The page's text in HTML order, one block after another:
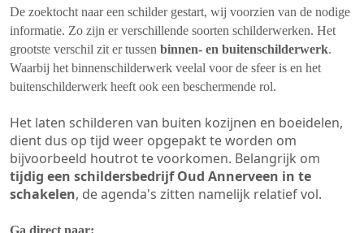
De zoektocht naar een schilder gestart, wij voorzien van de nodige
informatie. Zo zijn er verschillende soorten schilderwerken. Het
grootste verschil zit er tussen binnen- en buitenschilderwerk.
Waarbij het binnenschilderwerk veelal voor de sfeer is en het
buitenschilderwerk heeft ook een beschermende rol.
Het laten schilderen van buiten kozijnen en boeidelen,
dient dus op tijd weer opgepakt te worden om
bijvoorbeeld houtrot te voorkomen. Belangrijk om
tijdig een schildersbedrijf Oud Annerveen in te
schakelen, de agenda's zitten namelijk relatief vol.
Ga direct naar: